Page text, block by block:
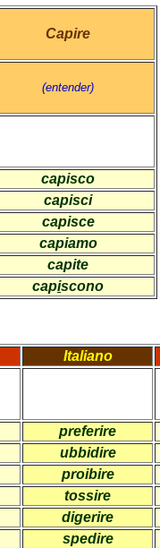
Capire
(entender)
capisco
capisci
capisce
capiamo
capite
capiscono
Italiano
preferire
ubbidire
proibire
tossire
digerire
spedire